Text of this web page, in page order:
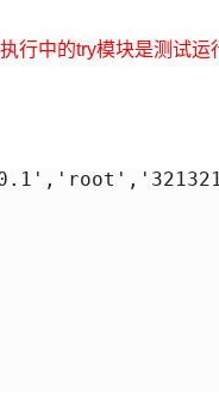
行中的try模块是测试